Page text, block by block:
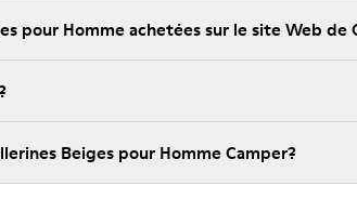
pour Homme achetées sur le site Web de
Beiges pour Homme Camper?